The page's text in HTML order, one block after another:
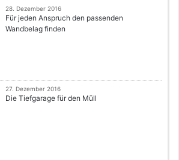
28. Dezember 2016
Für jeden Anspruch den passenden
Wandbelag finden
27. Dezember 2016
Die Tiefgarage für den Müll